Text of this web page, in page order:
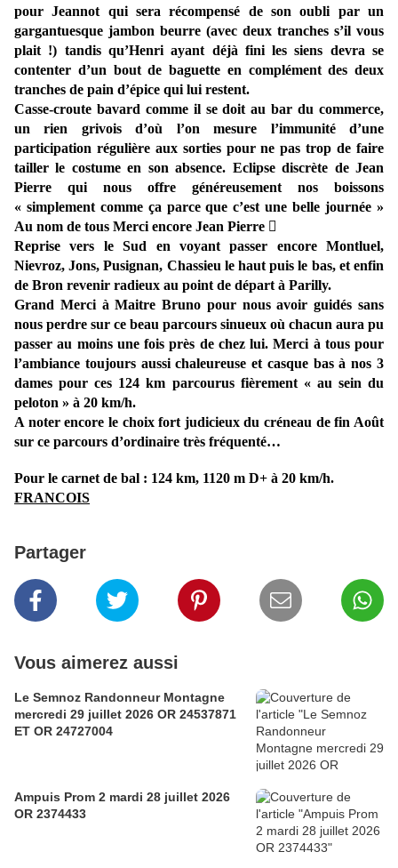
pour Jeannot qui sera récompensé de son oubli par un
gargantuesque jambon beurre (avec deux tranches s’il vous
plait !) tandis qu’Henri ayant déjà fini les siens devra se
contenter d’un bout de baguette en complément des deux
tranches de pain d’épice qui lui restent.
Casse-croute bavard comme il se doit au bar du commerce,
un rien grivois d’où l’on mesure l’immunité d’une
participation régulière aux sorties pour ne pas trop de faire
tailler le costume en son absence. Eclipse discrète de Jean
Pierre qui nous offre généreusement nos boissons
« simplement comme ça parce que c’est une belle journée »
Au nom de tous Merci encore Jean Pierre 
Reprise vers le Sud en voyant passer encore Montluel,
Nievroz, Jons, Pusignan, Chassieu le haut puis le bas, et enfin
de Bron revenir radieux au point de départ à Parilly.
Grand Merci à Maitre Bruno pour nous avoir guidés sans
nous perdre sur ce beau parcours sinueux où chacun aura pu
passer au moins une fois près de chez lui. Merci à tous pour
l’ambiance toujours aussi chaleureuse et casque bas à nos 3
dames pour ces 124 km parcourus fièrement « au sein du
peloton » à 20 km/h.
A noter encore le choix fort judicieux du créneau de fin Août
sur ce parcours d’ordinaire très fréquenté…
Pour le carnet de bal : 124 km, 1120 m D+ à 20 km/h.
FRANCOIS
Partager
Vous aimerez aussi
Le Semnoz Randonneur Montagne
mercredi 29 juillet 2026 OR 24537871
ET OR 24727004
Ampuis Prom 2 mardi 28 juillet 2026
OR 2374433